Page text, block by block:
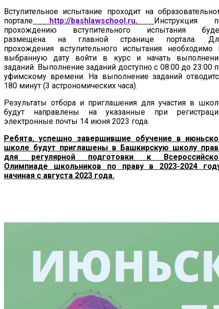
Вступительное испытание проходит на
портале
http://bashlawschool.ru. Инструкция
прохождению вступительного испытания
размещена на главной странице портала.
прохождения вступительного испытания необходимо
выбранную дату войти в курс и начать
заданий. Выполнение заданий доступно с 08:00 до 23:00
уфимскому времени. На выполнение заданий
180 минут (3 астрономических часа).
Результаты отбора и приглашения для участия в
будут направлены на указанные при
электронные почты 14 июня 2023 года.
Ребята, успешно завершившие обучение в
школе будут приглашены в Башкирскую школу
для регулярной подготовки к
Олимпиаде школьников по праву в 2023-2024
начиная с августа 2023 года.